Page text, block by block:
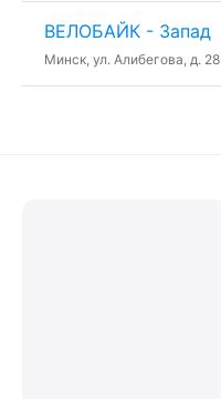
ВЕЛОБАЙК - Запад
Минск, ул. Алибегова, д. 28